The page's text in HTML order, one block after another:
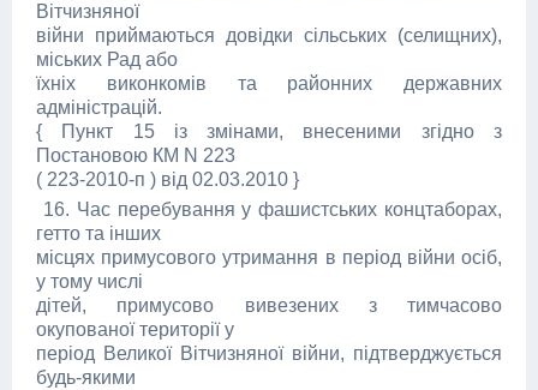
Вітчизняної
війни приймаються довідки сільських (селищних),
міських Рад або
їхніх виконкомів та районних державних
адміністрацій.
{ Пункт 15 із змінами, внесеними згідно з
Постановою КМ N 223
( 223-2010-п ) від 02.03.2010 }
16. Час перебування у фашистських концтаборах,
гетто та інших
місцях примусового утримання в період війни осіб,
у тому числі
дітей, примусово вивезених з тимчасово
окупованої території у
період Великої Вітчизняної війни, підтверджується
будь-якими